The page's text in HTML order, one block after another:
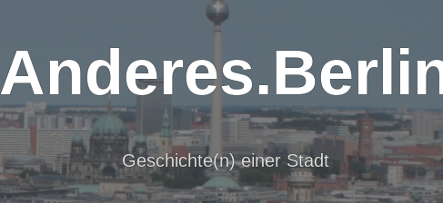
Geschichte(n) einer Stadt